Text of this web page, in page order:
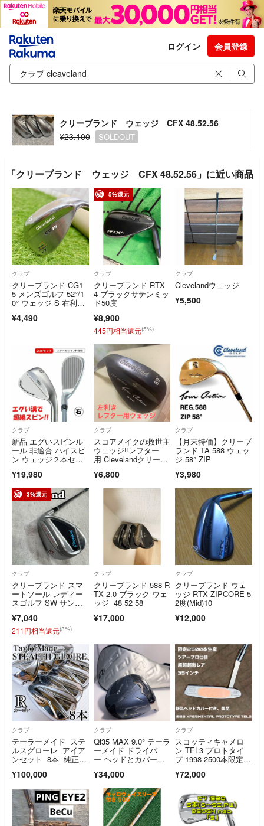
ログイン 会員登録
クリーブランド ウェッジ CFX 48.52.56
¥23,100
SOLDOUT
「クリーブランド ウェッジ CFX 48.52.56」に近い商品
クラブ
クリーブランド CG1
5 メンズゴルフ 52°/1
0° ウェッジ S 右利
ール NSプロ
¥4,490
5%還元
クラブ
クリーブランド RTX
4 ブラックサテンミッ
ド50度
¥8,900
445円相当還元(5%)
クラブ
Clevelandウェッジ
¥5,500
クラブ
新品 エグいスピンル
ール 非適合 ハイスピ
ン ウェッジ２本セッ
¥19,980
クラブ
スコアメイクの救世主
ウェッジ‼️レフター
用 Clevelandクリーブ
¥6,800
クラブ
【月末特価】クリーブ
ランド TA 588 ウェッ
ジ 58° ZIP
¥3,980
3%還元
クラブ
クリーブランド スマ
ートソール レディー
スゴルフ SW サンド
eveland SMART SOL
E
¥7,040
211円相当還元(3%)
クラブ
クリーブランド 588 R
TX 2.0 ブラック ウェ
ッジ 48 52 58
¥17,000
クラブ
クリーブランド ウェ
ッジ RTX ZIPCORE 5
2度(Mid)10
¥12,000
クラブ
テーラーメイド ステ
ルスグローレ アイア
ンセット 8本 純正ス
¥100,000
クラブ
Qi35 MAX 9.0° テーラ
ーメイド ドライバ
ー ヘッドとカバーの
¥34,000
クラブ
スコッティキャメロ
ン TEL3 プロトタイ
プ 1998 2500本限定生
インチ 超超超激レ
¥72,000